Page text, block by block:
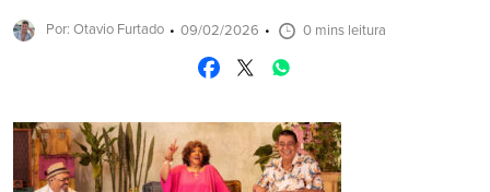
Por: Otavio Furtado 09/02/2026 0 mins leitura